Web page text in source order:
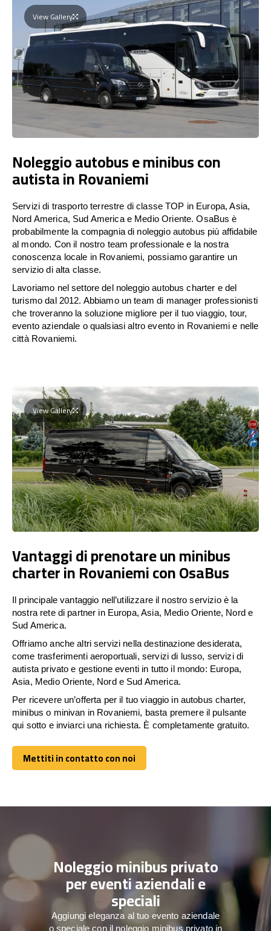
View Gallery
Noleggio autobus e minibus con
autista in Rovaniemi
Servizi di trasporto terrestre di classe TOP in Europa, Asia,
Nord America, Sud America e Medio Oriente. OsaBus è
probabilmente la compagnia di noleggio autobus più affidabile
al mondo. Con il nostro team professionale e la nostra
conoscenza locale in Rovaniemi, possiamo garantire un
servizio di alta classe.
Lavoriamo nel settore del noleggio autobus charter e del
turismo dal 2012. Abbiamo un team di manager professionisti
che troveranno la soluzione migliore per il tuo viaggio, tour,
evento aziendale o qualsiasi altro evento in Rovaniemi e nelle
città Rovaniemi.
View Gallery
Vantaggi di prenotare un minibus
charter in Rovaniemi con OsaBus
Il principale vantaggio nell’utilizzare il nostro servizio è la
nostra rete di partner in Europa, Asia, Medio Oriente, Nord e
Sud America.
Offriamo anche altri servizi nella destinazione desiderata,
come trasferimenti aeroportuali, servizi di lusso, servizi di
autista privato e gestione eventi in tutto il mondo: Europa,
Asia, Medio Oriente, Nord e Sud America.
Per ricevere un’offerta per il tuo viaggio in autobus charter,
minibus o minivan in Rovaniemi, basta premere il pulsante
qui sotto e inviarci una richiesta. È completamente gratuito.
Mettiti in contatto con noi
Mettiti in contatto con noi
Noleggio minibus privato
per eventi aziendali e
speciali
Aggiungi eleganza al tuo evento aziendale
o speciale con il noleggio minibus privato in